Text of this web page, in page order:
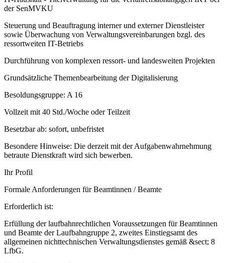
der SenMVKU
Steuerung und Beauftragung interner und externer Dienstleister
sowie Überwachung von Verwaltungsvereinbarungen bzgl. des
ressortweiten IT-Betriebs
Durchführung von komplexen ressort- und landesweiten Projekten
Grundsätzliche Themenbearbeitung der Digitalisierung
Besoldungsgruppe: A 16
Vollzeit mit 40 Std./Woche oder Teilzeit
Besetzbar ab: sofort, unbefristet
Besondere Hinweise: Die derzeit mit der Aufgabenwahrnehmung
betraute Dienstkraft wird sich bewerben.
Ihr Profil
Formale Anforderungen für Beamtinnen / Beamte
Erforderlich ist:
Erfüllung der laufbahnrechtlichen Voraussetzungen für Beamtinnen
und Beamte der Laufbahngruppe 2, zweites Einstiegsamt des
allgemeinen nichttechnischen Verwaltungsdienstes gemäß &sect; 8
LfbG.